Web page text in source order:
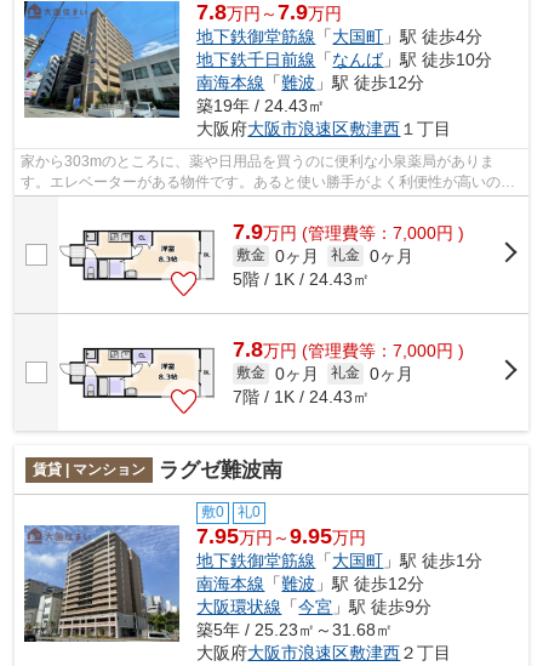
7.8万円～7.9万円
地下鉄御堂筋線 「大国町 」駅 徒歩4分
地下鉄千日前線 「なんば」駅 徒歩10分
南海本線 「難波 」駅 徒歩12分
築19年 / 24.43㎡
大阪府大阪市浪速区敷津西 １丁目
家から303mのところに、薬や日用品を買うのに便利な小泉薬局がありま
す。エレベーターがある物件です。あると使い勝手がよく利便性が高いのが
7.9万円 (管理費等：7,000円 )
敷金 0ヶ月 礼金 0ヶ月
5階 / 1K / 24.43㎡
7.8万円 (管理費等：7,000円 )
敷金 0ヶ月 礼金 0ヶ月
7階 / 1K / 24.43㎡
賃貸 | マンション ラグゼ難波南
敷0 礼0
7.95万円～9.95万円
地下鉄御堂筋線 「大国町 」駅 徒歩1分
南海本線 「難波 」駅 徒歩12分
大阪環状線 「今宮 」駅 徒歩9分
築5年 / 25.23㎡～31.68㎡
大阪府大阪市浪速区敷津西２丁目